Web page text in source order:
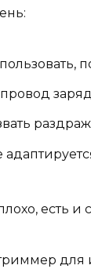
есть и
для